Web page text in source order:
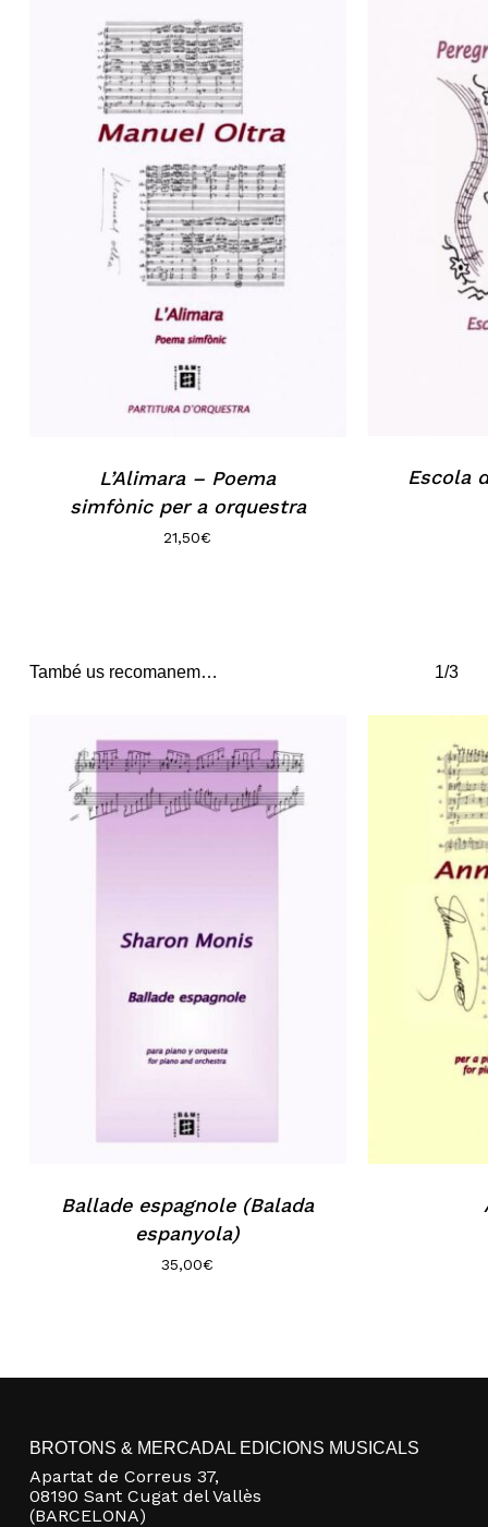
No hi ha productes a la cistella.
Go to shop
L’Alimara – Poema
simfònic per a orquestra
21,50€
Escola
També us recomanem… 1/3
Ballade espagnole (Balada
espanyola)
35,00€
BROTONS & MERCADAL EDICIONS MUSICALS
Apartat de Correus 37,
08190 Sant Cugat del Vallès
(BARCELONA)